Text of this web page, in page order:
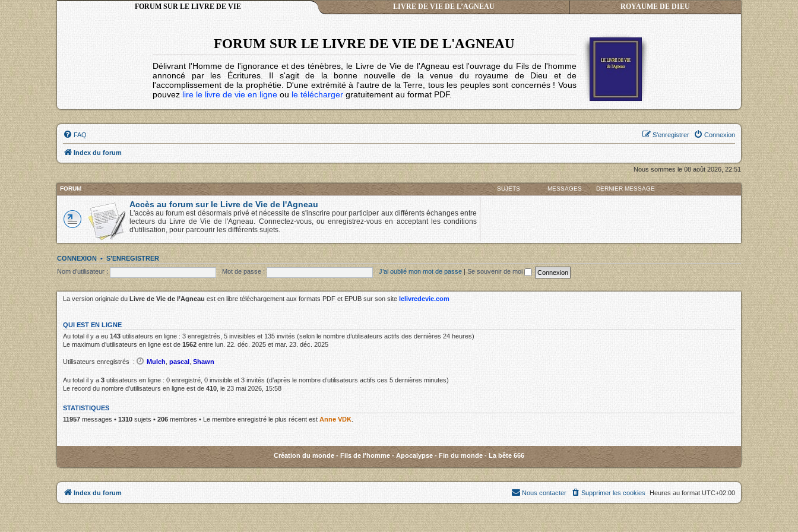
FORUM SUR LE LIVRE DE VIE LIVRE DE VIE DE L’AGNEAU ROYAUME DE DIEU
FORUM SUR LE LIVRE DE VIE DE L'AGNEAU
Délivrant l'Homme de l'ignorance et des ténèbres, le Livre de Vie de l'Agneau est l'ouvrage du Fils de l'homme
annoncé par les Écritures. Il s'agit de la bonne nouvelle de la venue du royaume de Dieu et de
l'accomplissement de la prophétie. D'une extrémité à l'autre de la Terre, tous les peuples sont concernés ! Vous
pouvez lire le livre de vie en ligne ou le télécharger gratuitement au format PDF.
FAQ Connexion
S’enregistrer
Index du forum
Nous sommes le 08 août 2026, 22:51
FORUM SUJETS MESSAGES DERNIER MESSAGE
Accès au forum sur le Livre de Vie de l'Agneau
L'accès au forum est désormais privé et nécessite de s'inscrire pour participer aux différents échanges entre
lecteurs du Livre de Vie de l'Agneau. Connectez-vous, ou enregistrez-vous en acceptant les conditions
d'utilisation, pour parcourir les différents sujets.
CONNEXION•S’ENREGISTRER
Nom d’utilisateur :
Mot de passe : J’ai oublié mon mot de passe | Se souvenir de moi
La version originale du Livre de Vie de l’Agneau est en libre téléchargement aux formats PDF et EPUB sur son site lelivredevie.com
QUI EST EN LIGNE
Au total il y a eu 143 utilisateurs en ligne : 3 enregistrés, 5 invisibles et 135 invités (selon le nombre d’utilisateurs actifs des dernières 24 heures)
Le maximum d’utilisateurs en ligne est de 1562 entre lun. 22. déc. 2025 et mar. 23. déc. 2025
Utilisateurs enregistrés : Mulch pascal Shawn
Au total il y a 3 utilisateurs en ligne : 0 enregistré, 0 invisible et 3 invités (d’après le nombre d’utilisateurs actifs ces 5 dernières minutes)
Le record du nombre d’utilisateurs en ligne est de 410 , le 23 mai 2026, 15:58
STATISTIQUES
11957 messages • 1310 sujets • 206 membres • Le membre enregistré le plus récent est Anne VDK
Création du monde - Fils de l'homme-Apocalypse - Fin du monde -La bête 666
Index du forum Heures au format UTC+02:00
Supprimer les cookies
Nous contacter